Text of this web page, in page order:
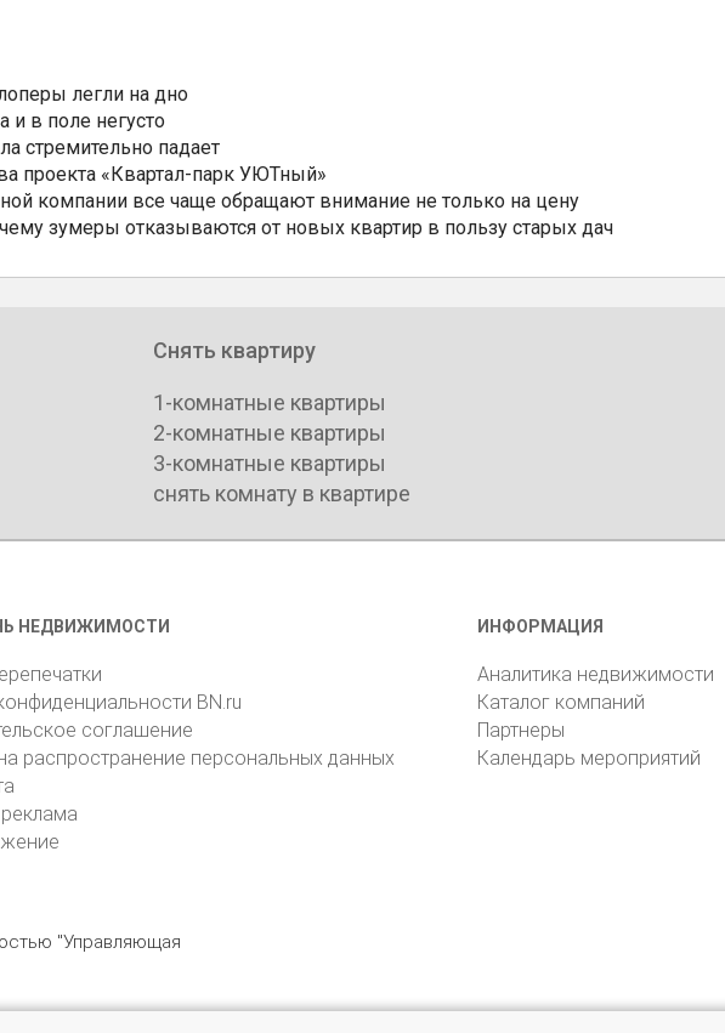
легли на дно
и в поле негусто
стремительно падает
проекта «Квартал-парк УЮТный»
компании все чаще обращают внимание не только на цену
зумеры отказываются от новых квартир в пользу старых дач
Снять квартиру
1-комнатные квартиры
2-комнатные квартиры
3-комнатные квартиры
снять комнату в квартире
НЕДВИЖИМОСТИ
BN.ru
соглашение
распространение персональных данных
ИНФОРМАЦИЯ
Аналитика недвижимости
Каталог компаний
Партнеры
Календарь мероприятий
"Управляющая